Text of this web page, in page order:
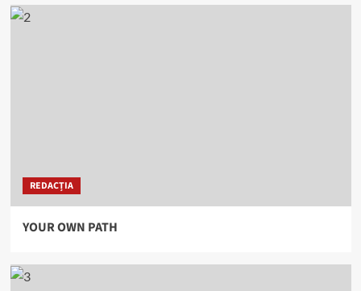
REDACȚIA
YOUR OWN PATH